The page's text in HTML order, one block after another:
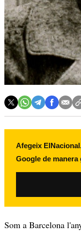
Afegeix
Google de manera
Som a Barcelona